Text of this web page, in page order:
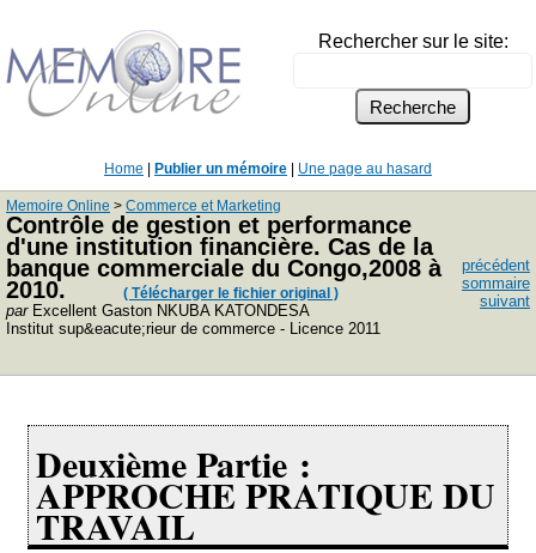
Rechercher sur le site:
Home Publier un mémoire Une page au hasard
Memoire Online > Commerce et Marketing
Contrôle de gestion et performance
d'une institution financière. Cas de la
banque commerciale du Congo,2008 à
2010.
( Télécharger le fichier original )
parExcellent Gaston NKUBA KATONDESA
Institut sup&eacute;rieur de commerce - Licence 2011
précédent
sommaire
suivant
Deuxième Partie :
APPROCHE PRATIQUE DU
TRAVAIL